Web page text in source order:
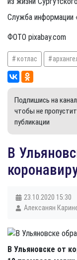
Служба информации
ФОТО pixabay.com
котлас
Подпишись на
чтобы не
публикации
В
23.10.2020 15:30
Алексанян
В Ульяновске от